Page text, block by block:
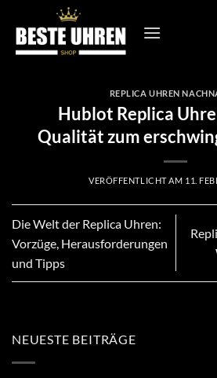
Inhalt
springen
REPLICA UHREN
Hublot Replica
Qualität zum
VERÖFFENTLICHT AM 11.
Die Welt der Replica Uhren:
Vorzüge, Herausforderungen
und Tipps
NEUESTE BEITRÄGE